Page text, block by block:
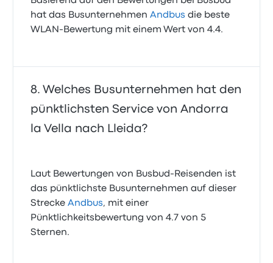
hat das BusunternehmenAndbus die beste
WLAN-Bewertung mit einem Wert von 4.4.
Welches Busunternehmen hat den
pünktlichsten Service von Andorra
la Vella nach Lleida?
Laut Bewertungen von Busbud-Reisenden ist
das pünktlichste Busunternehmen auf dieser
StreckeAndbus, mit einer
Pünktlichkeitsbewertung von 4.7 von 5
Sternen.